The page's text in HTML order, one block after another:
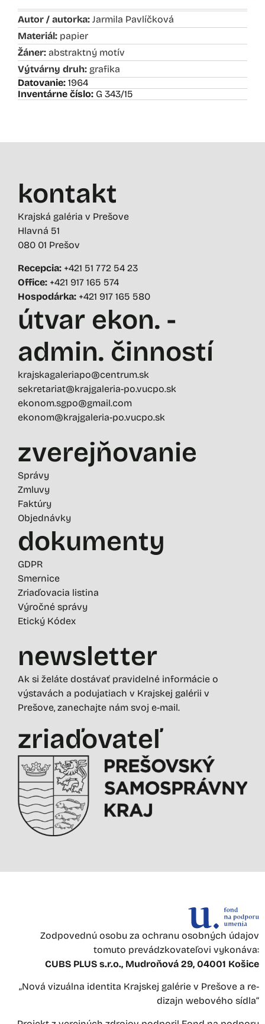
Autor / autorka: Jarmila Pavlíčková
Materiál: papier
Žáner: abstraktný motív
Výtvárny druh: grafika
Datovanie: 1964
Inventárne číslo: G 343/15
kontakt
Krajská galéria v Prešove
Hlavná 51
080 01 Prešov
Recepcia: +421 51 772 54 23
Office: +421 917 165 574
Hospodárka: +421 917 165 580
útvar ekon. -
admin. činností
krajskagaleriapo@centrum.sk
sekretariat@krajgaleria-po.vucpo.sk
ekonom.sgpo@gmail.com
ekonom@krajgaleria-po.vucpo.sk
zverejňovanie
Správy
Zmluvy
Faktúry
Objednávky
dokumenty
GDPR
Smernice
Zriaďovacia listina
Výročné správy
Etický Kódex
newsletter
Ak si želáte dostávať pravidelné informácie o
výstavách a podujatiach v Krajskej galérii v
Prešove, zanechajte nám svoj e-mail.
zriaďovateľ
Zodpovednú osobu za ochranu osobných údajov
tomuto prevádzkovateľovi vykonáva:
CUBS PLUS s.r.o., Mudroňová 29, 04001 Košice
„Nová vizuálna identita Krajskej galérie v Prešove a re-
dizajn webového sídla“